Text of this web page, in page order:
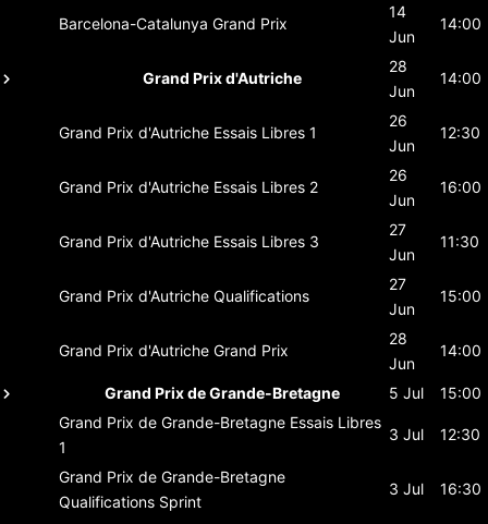
Barcelona-Catalunya Grand Prix
14
Jun
14:00
Grand Prix d'Autriche
28
Jun
14:00
Grand Prix d'Autriche Essais Libres 1
26
Jun
12:30
Grand Prix d'Autriche Essais Libres 2
26
Jun
16:00
Grand Prix d'Autriche Essais Libres 3
27
Jun
11:30
Grand Prix d'Autriche Qualifications
27
Jun
15:00
Grand Prix d'Autriche Grand Prix
28
Jun
14:00
Grand Prix de Grande-Bretagne 5 Jul
15:00
Grand Prix de Grande-Bretagne Essais Libres
1
3 Jul 12:30
Grand Prix de Grande-Bretagne
Qualifications Sprint
3 Jul 16:30